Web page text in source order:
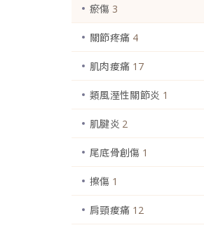
瘀傷 3
關節疼痛 4
肌肉痠痛 17
類風溼性關節炎 1
肌腱炎 2
尾底骨創傷 1
擦傷 1
肩頸痠痛 12